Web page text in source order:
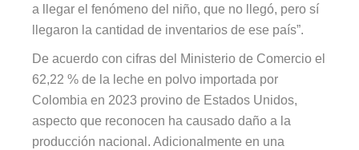
a llegar el fenómeno del niño, que no llegó, pero sí
llegaron la cantidad de inventarios de ese país”.
De acuerdo con cifras del Ministerio de Comercio el
62,22 % de la leche en polvo importada por
Colombia en 2023 provino de Estados Unidos,
aspecto que reconocen ha causado daño a la
producción nacional. Adicionalmente en una